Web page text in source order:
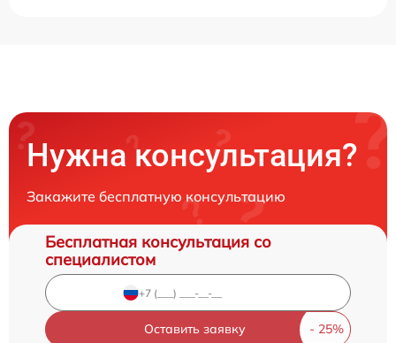
Нужна консультация?
Закажите бесплатную консультацию
Бесплатная консультация со
специалистом
Оставить заявку